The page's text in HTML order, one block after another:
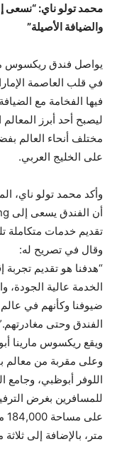
محمد تولو ناي: “نسعى
والضيافة الأصيلة”
يواصل فندق ريكسوس
في قلب العاصمة
ليصبح أحد أبرز
مختلف أنحاء العالم
على الخليج العربي.
وأكد محمد تولو ناي،
تقديم خدمات متكاملة
وقال في تصريح له:
“هدفنا هو تقديم تجربة
الخدمة عالية الجودة،
ضيوفنا وكأنهم في
الفندق وحتى
ويقع ريكسوس مارينا
وعلى مقربة من
اللوفر أبوظبي، وجامع
للمسافرين بغرض
متر، بالإضافة إلى